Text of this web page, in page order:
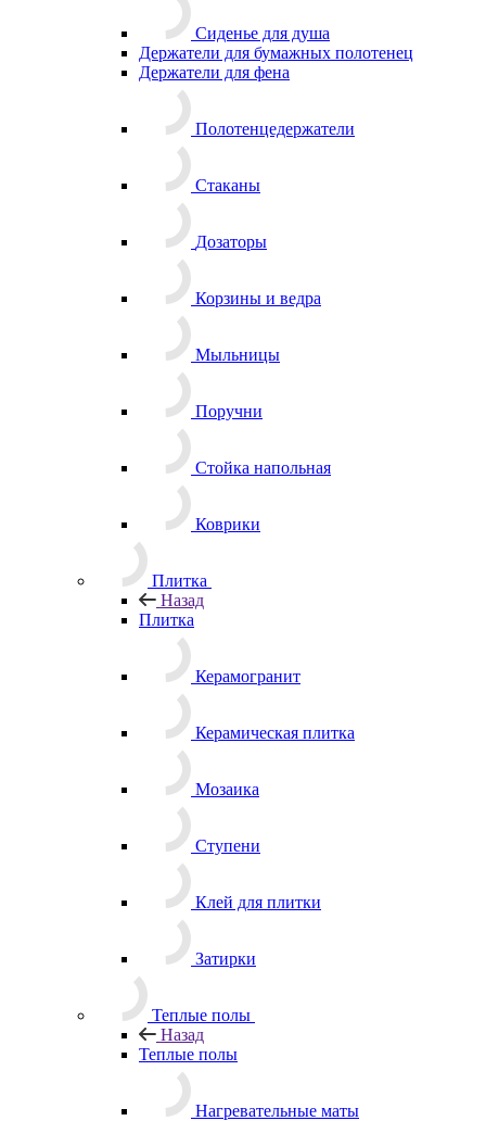
Сиденье для душа
Держатели для бумажных полотенец
Держатели для фена
Полотенцедержатели
Стаканы
Дозаторы
Корзины и ведра
Мыльницы
Поручни
Стойка напольная
Коврики
Плитка
Назад
Плитка
Керамогранит
Керамическая плитка
Мозаика
Ступени
Клей для плитки
Затирки
Теплые полы
Назад
Теплые полы
Нагревательные маты